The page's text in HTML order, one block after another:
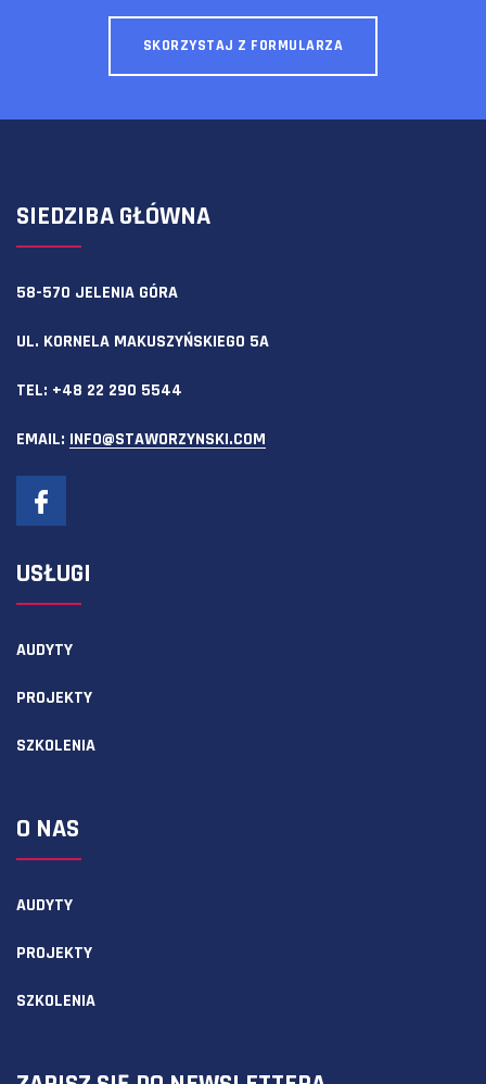
SKORZYSTAJ Z FORMULARZA
SIEDZIBA GŁÓWNA
58-570 JELENIA GÓRA
UL. KORNELA MAKUSZYŃSKIEGO 5A
TEL: +48 22 290 5544
EMAIL: INFO@STAWORZYNSKI.COM
USŁUGI
AUDYTY
PROJEKTY
SZKOLENIA
O NAS
AUDYTY
PROJEKTY
SZKOLENIA